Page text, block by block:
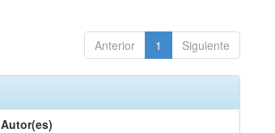
Anterior 1 Siguiente
Autor(es)